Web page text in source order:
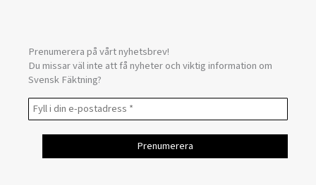
Prenumerera på vårt nyhetsbrev!
Du missar väl inte att få nyheter och viktig information om
Svensk Fäktning?